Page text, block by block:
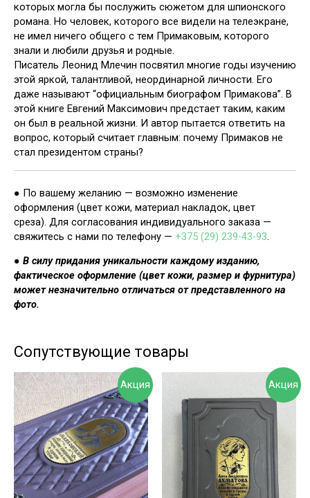
которых могла бы послужить сюжетом для шпионского
романа. Но человек, которого все видели на телеэкране,
не имел ничего общего с тем Примаковым, которого
знали и любили друзья и родные.
Писатель Леонид Млечин посвятил многие годы изучению
этой яркой, талантливой, неординарной личности. Его
даже называют “официальным биографом Примакова”. В
этой книге Евгений Максимович предстает таким, каким
он был в реальной жизни. И автор пытается ответить на
вопрос, который считает главным: почему Примаков не
стал президентом страны?
● По вашему желанию — возможно изменение
оформления (цвет кожи, материал накладок, цвет
среза). Для согласования индивидуального заказа —
свяжитесь с нами по телефону — +375 (29) 239-43-93.
● В силу придания уникальности каждому изданию,
фактическое оформление (цвет кожи, размер и фурнитура)
может незначительно отличаться от представленного на
фото.
Сопутствующие товары
Акция Акция